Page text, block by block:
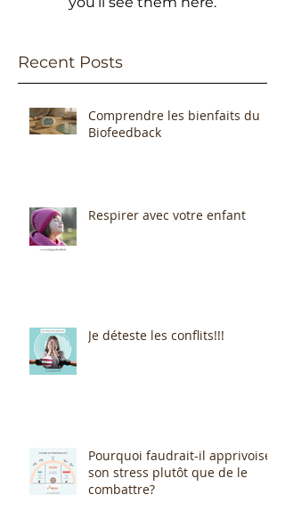
Recent Posts
Comprendre les bienfaits du
Biofeedback
Respirer avec votre enfant
Je déteste les conflits!!!
Pourquoi faudrait-il apprivoiser
son stress plutôt que de le
combattre?